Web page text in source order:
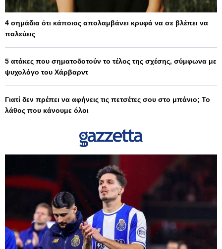
4 σημάδια ότι κάποιος απολαμβάνει κρυφά να σε βλέπει να
παλεύεις
5 ατάκες που σηματοδοτούν το τέλος της σχέσης, σύμφωνα με
ψυχολόγο του Χάρβαρντ
Γιατί δεν πρέπει να αφήνεις τις πετσέτες σου στο μπάνιο; Το
λάθος που κάνουμε όλοι